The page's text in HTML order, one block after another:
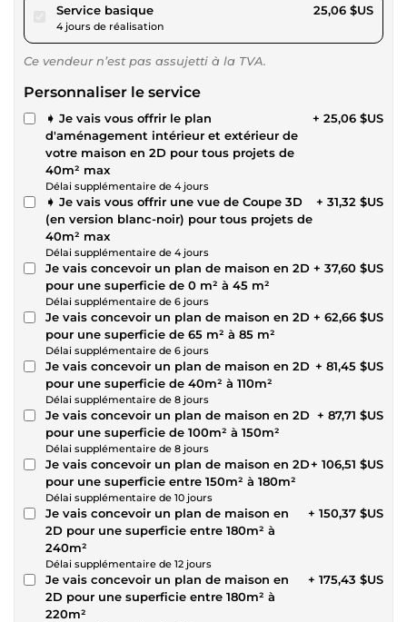
Service basiquepour 23,10 $US
4 jours de réalisation
25,06 $US
Ce vendeur n’est pas assujetti à la TVA.
Personnaliser le service
➧ Je vais vous offrir le plan
d'aménagement intérieur et extérieur de
votre maison en 2D pour tous projets de
40m² max
Délai supplémentaire de 4 jours
+ 25,06 $US
➧ Je vais vous offrir une vue de Coupe 3D
(en version blanc-noir) pour tous projets de
40m² max
Délai supplémentaire de 4 jours
+ 31,32 $US
Je vais concevoir un plan de maison en 2D
pour une superficie de 0 m² à 45 m²
Délai supplémentaire de 6 jours
+ 37,60 $US
Je vais concevoir un plan de maison en 2D
pour une superficie de 65 m² à 85 m²
Délai supplémentaire de 6 jours
+ 62,66 $US
Je vais concevoir un plan de maison en 2D
pour une superficie de 40m² à 110m²
Délai supplémentaire de 8 jours
+ 81,45 $US
Je vais concevoir un plan de maison en 2D
pour une superficie de 100m² à 150m²
Délai supplémentaire de 8 jours
+ 87,71 $US
Je vais concevoir un plan de maison en 2D
pour une superficie entre 150m² à 180m²
Délai supplémentaire de 10 jours
+ 106,51 $US
Je vais concevoir un plan de maison en
2D pour une superficie entre 180m² à
240m²
Délai supplémentaire de 12 jours
+ 150,37 $US
Je vais concevoir un plan de maison en
2D pour une superficie entre 180m² à
220m²
+ 175,43 $US